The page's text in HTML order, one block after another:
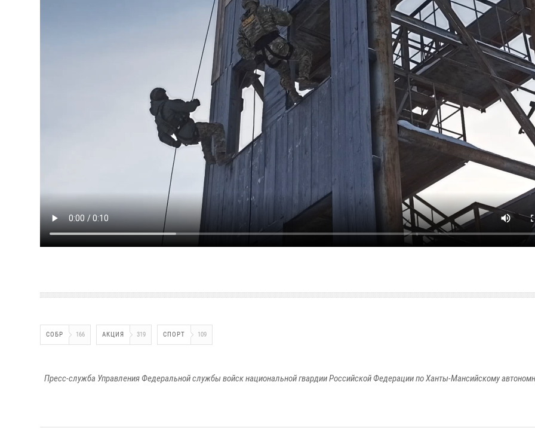
СОБР 166 АКЦИЯ 319 СПОРТ 109
Пресс-служба Управления Федеральной службы войск национальной гвардии Российской Федерации по Ханты-Мансийскому